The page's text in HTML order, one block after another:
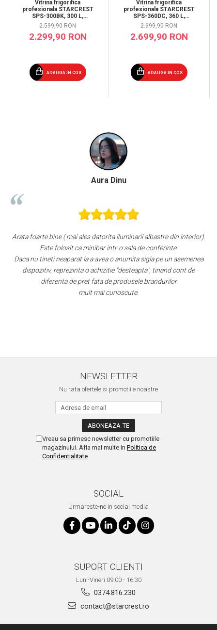
Vitrina frigorifica
profesionala STARCREST
SPS-300BK, 300 L,
Termostat reglabil,
Iluminare LED, H 169.5
cm, Negru
2.599,90 RON
2.299,90 RON
ADAUGA IN COS
Vitrina frigorifica
profesionala STARCREST
SPS-360DC, 360 L,
Caseta luminoasa, Display
Temperatura, Panou
comanda Digital,
Iluminare LED, Roti, H 195
2.999,90 RON
2.699,90 RON
ADAUGA IN COS
Aura Dinu
foarte bine ( mai ales datorita iluminarii albastre din interior).
Este folosit ca minibar intr-o sala de conferinte.
nu tineti neaparat la a avea o anumita sigla pe un asemenea
reprezinta o achizitie "desteapta", tinand cont de
diferenta de pret fata de produsele brandurilor
mult mai cunoscute.
Faptul
NEWSLETTER
Nu rata ofertele si promotiile noastre
Vreau sa primesc newsletter cu promotiile
magazinului. Afla mai multe in Politica de
Confidentialitate
SOCIAL
Urmareste-ne in social media
SUPORT CLIENTI
Luni-Vineri 09:00 - 16.30
0374.816.230
contact@starcrest.ro